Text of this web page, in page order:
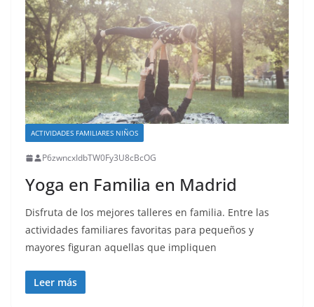
ACTIVIDADES FAMILIARES NIÑOS
P6zwncxIdbTW0Fy3U8cBcOG
Yoga en Familia en Madrid
Disfruta de los mejores talleres en familia. Entre las
actividades familiares favoritas para pequeños y
mayores figuran aquellas que impliquen
Leer más